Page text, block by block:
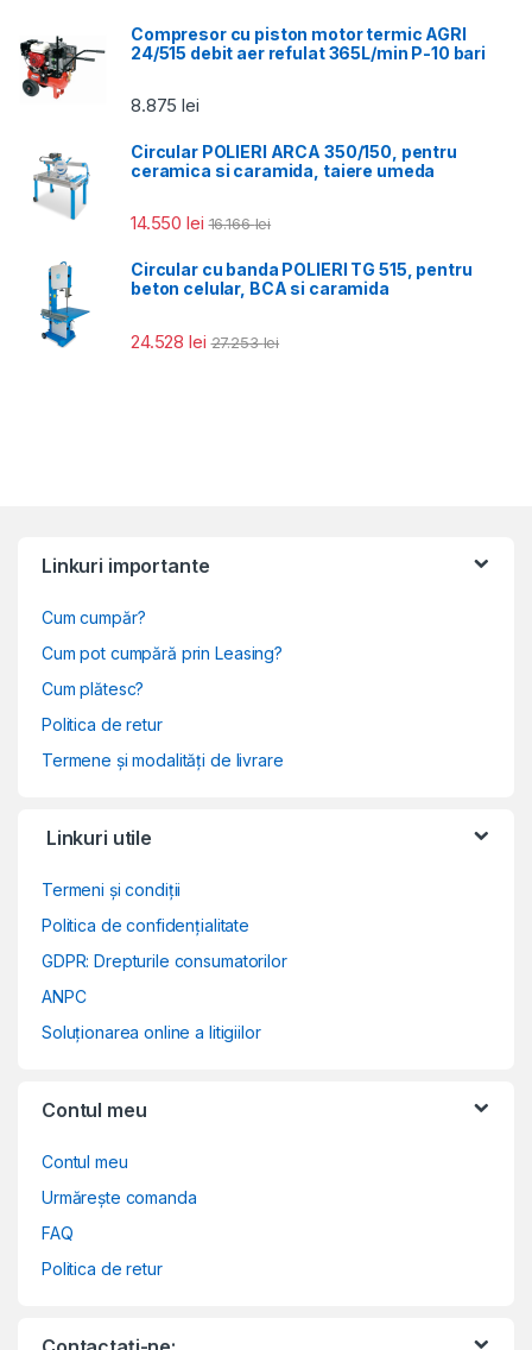
Compresor cu piston motor termic AGRI
24/515 debit aer refulat 365L/min P-10 bari
8.875lei
Circular POLIERI ARCA 350/150, pentru
ceramica si caramida, taiere umeda
14.550lei 16.166lei
Circular cu banda POLIERI TG 515, pentru
beton celular, BCA si caramida
24.528lei 27.253lei
Linkuri importante
Cum cumpăr?
Cum pot cumpără prin Leasing?
Cum plătesc?
Politica de retur
Termene și modalități de livrare
Linkuri utile
Termeni și condiții
Politica de confidențialitate
GDPR: Drepturile consumatorilor
ANPC
Soluționarea online a litigiilor
Contul meu
Contul meu
Urmărește comanda
FAQ
Politica de retur